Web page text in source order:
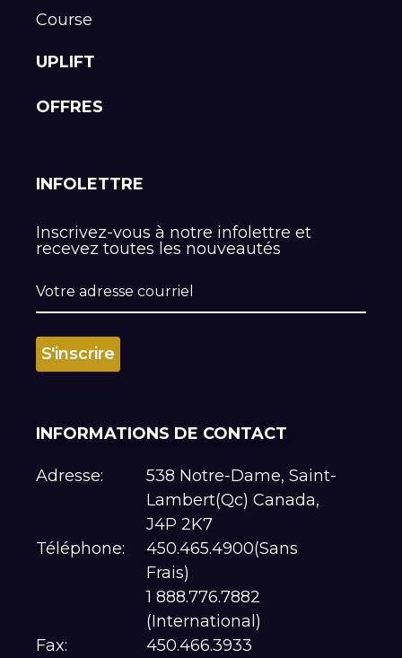
Course
UPLIFT
OFFRES
INFOLETTRE
Inscrivez-vous à notre infolettre et
recevez toutes les nouveautés
INFORMATIONS DE CONTACT
Adresse:
538 Notre-Dame, Saint-
Lambert(Qc) Canada,
J4P 2K7
Téléphone:
450.465.4900(Sans
Frais)
1 888.776.7882
(International)
Fax:
450.466.3933